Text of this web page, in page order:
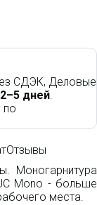
СДЭК, Деловые
2–5 дней.
по
Отзывы
Моногарнитура
Mono - больше
места.